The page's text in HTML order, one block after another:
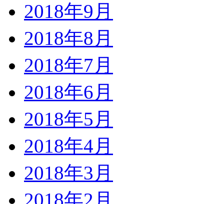
2018年9月
2018年8月
2018年7月
2018年6月
2018年5月
2018年4月
2018年3月